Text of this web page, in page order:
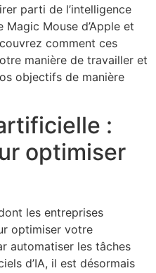
parti de l’intelligence
Mouse d’Apple et
comment ces
manière de travailler et
objectifs de manière
:
optimiser
les entreprises
optimiser votre
automatiser les tâches
d’IA, il est désormais